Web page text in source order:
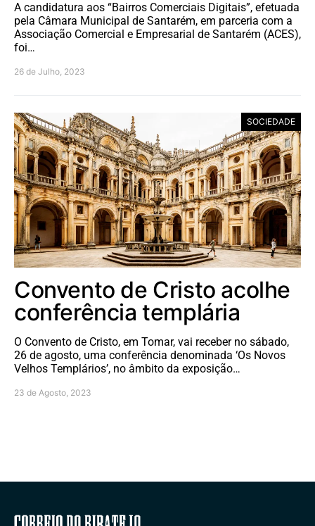
A candidatura aos “Bairros Comerciais Digitais”, efetuada
pela Câmara Municipal de Santarém, em parceria com a
Associação Comercial e Empresarial de Santarém (ACES),
foi…
26 de Julho, 2023
SOCIEDADE
Convento de Cristo acolhe
conferência templária
O Convento de Cristo, em Tomar, vai receber no sábado,
26 de agosto, uma conferência denominada ‘Os Novos
Velhos Templários’, no âmbito da exposição…
23 de Agosto, 2023